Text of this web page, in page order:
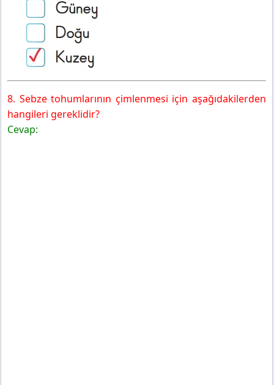
8. Sebze tohumlarının çimlenmesi için aşağıdakilerden
hangileri gereklidir?
Cevap: